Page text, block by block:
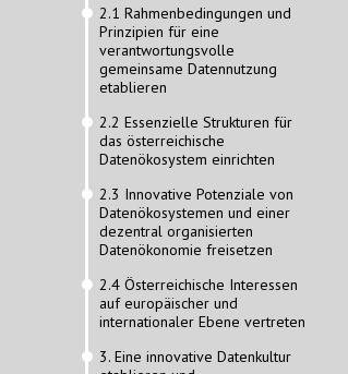
2.1 Rahmenbedingungen und
Prinzipien für eine
verantwortungsvolle
gemeinsame Datennutzung
etablieren
2.2 Essenzielle Strukturen für
das österreichische
Datenökosystem einrichten
2.3 Innovative Potenziale von
Datenökosystemen und einer
dezentral organisierten
Datenökonomie freisetzen
2.4 Österreichische Interessen
auf europäischer und
internationaler Ebene vertreten
3. Eine innovative Datenkultur